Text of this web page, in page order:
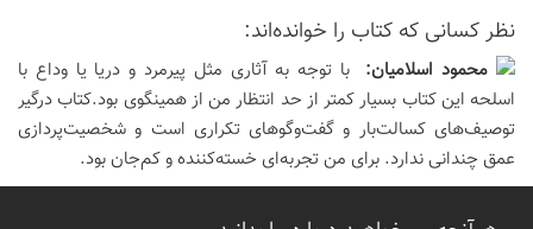
نظر كسانی كه كتاب را خوانده‌اند:
محمود اسلاميان:با توجه به آثاری مثل پیرمرد و دریا یا وداع با
اسلحه این کتاب بسیار کمتر از حد انتظار من از همینگوی بود.کتاب درگیر
توصیف‌های کسالت‌بار و گفت‌وگوهای تکراری است و شخصیت‌پردازی
عمق چندانی ندارد. برای من تجربه‌ای خسته‌کننده و کم‌جان بود.